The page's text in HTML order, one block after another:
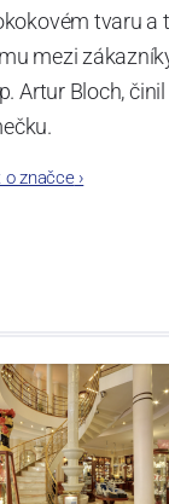
tvaru a
mezi
Artur Bloch,
tento úvod, nese
o značce›